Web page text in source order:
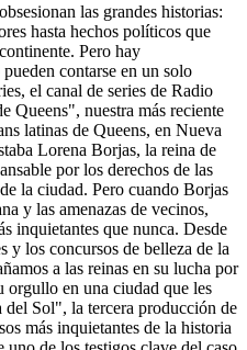
las grandes historias:
hasta hechos políticos que
Pero hay
contarse en un solo
el canal de series de Radio
Queens", nuestra más reciente
latinas de Queens, en Nueva
Lorena Borjas, la reina de
por los derechos de las
la ciudad. Pero cuando Borjas
y las amenazas de vecinos,
inquietantes que nunca. Desde
y los concursos de belleza de la
a las reinas en su lucha por
orgullo en una ciudad que les
Sol", la tercera producción de
más inquietantes de la historia